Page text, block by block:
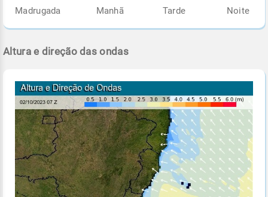
Madrugada Manhã Tarde Noite
Altura e direção das ondas